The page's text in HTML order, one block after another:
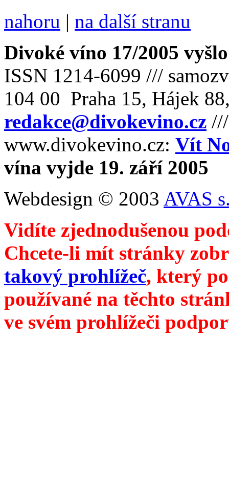
nahoru | na další stranu
Divoké víno 17/2005
ISSN 1214-6099 ///
104 00 Praha 15, Hájek
redakce@divokevino.cz
www.divokevino.cz: Vít
vína vyjde 19. září 2005
Webdesign © 2003 AVAS
Vidíte zjednodušenou
Chcete-li mít stránky
takový prohlížeč, který
používané na těchto
ve svém prohlížeči